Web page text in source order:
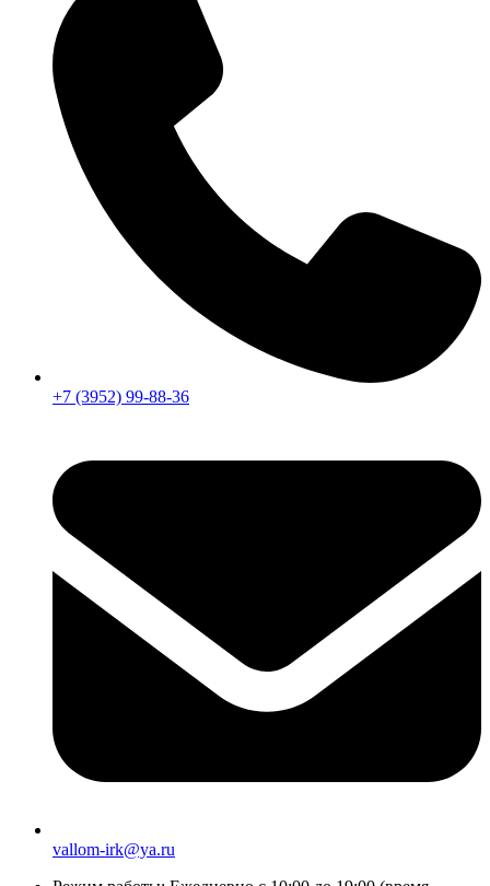
+7 (3952) 99-88-36
vallom-irk@ya.ru